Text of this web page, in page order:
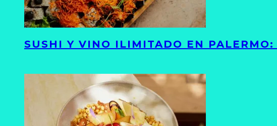
SUSHI Y VINO ILIMITADO EN